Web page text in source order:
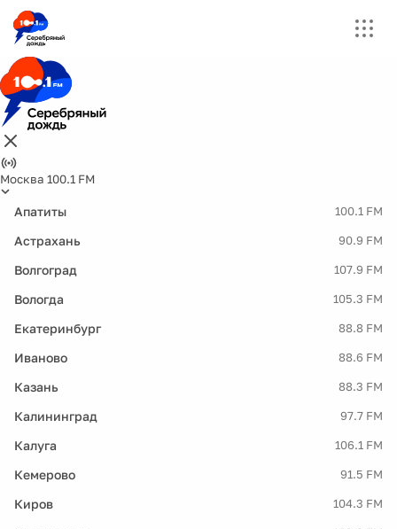
Москва 100.1 FM
Апатиты 100.1 FM
Астрахань 90.9 FM
Волгоград 107.9 FM
Вологда 105.3 FM
Екатеринбург 88.8 FM
Иваново 88.6 FM
Казань 88.3 FM
Калининград 97.7 FM
Калуга 106.1 FM
Кемерово 91.5 FM
Киров 104.3 FM